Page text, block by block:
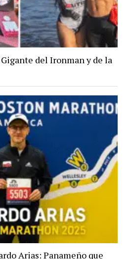
del Ironman y de la
Arias: Panameño que